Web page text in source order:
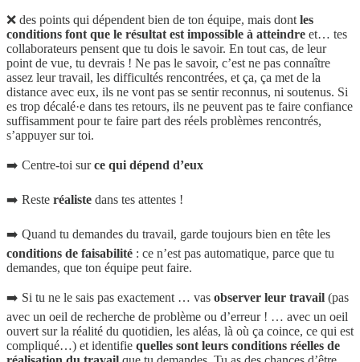
❌ des points qui dépendent bien de ton équipe, mais dont les
conditions font que le résultat est impossible à atteindre et… tes
collaborateurs pensent que tu dois le savoir. En tout cas, de leur
point de vue, tu devrais ! Ne pas le savoir, c’est ne pas connaître
assez leur travail, les difficultés rencontrées, et ça, ça met de la
distance avec eux, ils ne vont pas se sentir reconnus, ni soutenus. Si
es trop décalé·e dans tes retours, ils ne peuvent pas te faire confiance
suffisamment pour te faire part des réels problèmes rencontrés,
s’appuyer sur toi.
➡️ Centre-toi surce qui dépend d’eux
➡️ Reste réaliste dans tes attentes !
➡️ Quand tu demandes du travail, garde toujours bien en tête les
conditions de faisabilité : ce n’est pas automatique, parce que tu
demandes, que ton équipe peut faire.
➡️ Si tu ne le sais pas exactement … vas observer leur travail (pas
avec un oeil de recherche de problème ou d’erreur ! … avec un oeil
ouvert sur la réalité du quotidien, les aléas, là où ça coince, ce qui est
compliqué…) et identifie quelles sont leurs conditions réelles de